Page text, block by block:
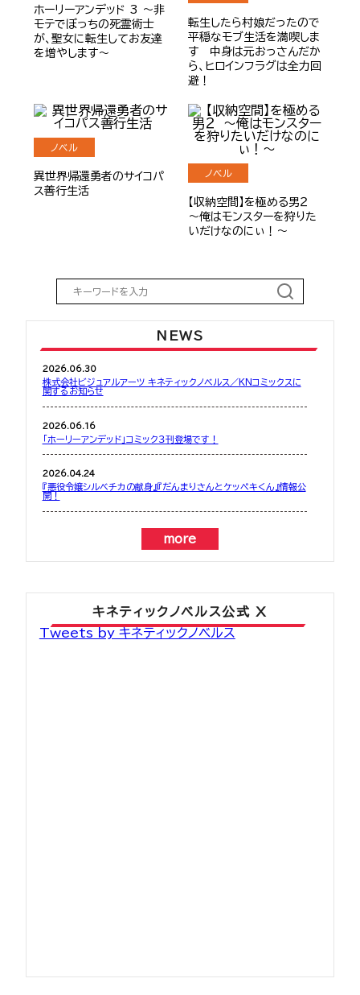
ホーリーアンデッド 3 ～非
モテでぼっちの死霊術士
が、聖女に転生してお友達
を増やします～
転生したら村娘だったので
平穏なモブ生活を満喫しま
す 中身は元おっさんだか
ら、ヒロインフラグは全力回
避！
ノベル
異世界帰還勇者のサイコパ
ス善行生活
ノベル
【収納空間】を極める男２
～俺はモンスターを狩りた
いだけなのにぃ！～
NEWS
2026.06.30
株式会社ビジュアルアーツ キネティックノベルス／KNコミックスに
関するお知らせ
2026.06.16
「ホーリーアンデッド」コミック３刊登場です！
2026.04.24
『悪役令嬢シルベチカの献身』『だんまりさんとケッペキくん』情報公
開！
more
キネティックノベルス公式 X
Tweets by キネティックノベルス